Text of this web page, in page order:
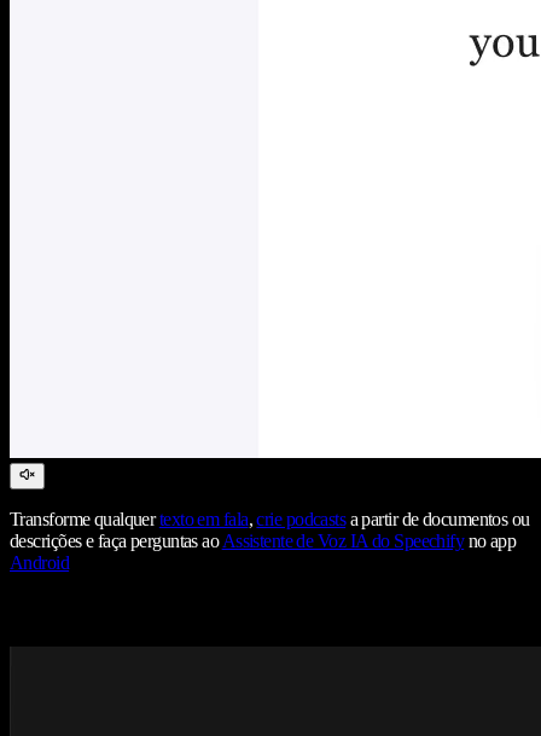
Transforme qualquertexto em fala,crie podcastsa partir de documentos ou
descrições e faça perguntas aoAssistente de Voz IA do Speechifyno app
Android